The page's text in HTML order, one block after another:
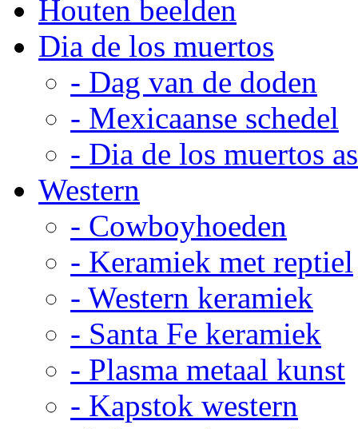
Houten beelden
Dia de los muertos
- Dag van de doden
- Mexicaanse schedel
- Dia de los muertos
Western
- Cowboyhoeden
- Keramiek met reptiel
- Western keramiek
- Santa Fe keramiek
- Plasma metaal kunst
- Kapstok western